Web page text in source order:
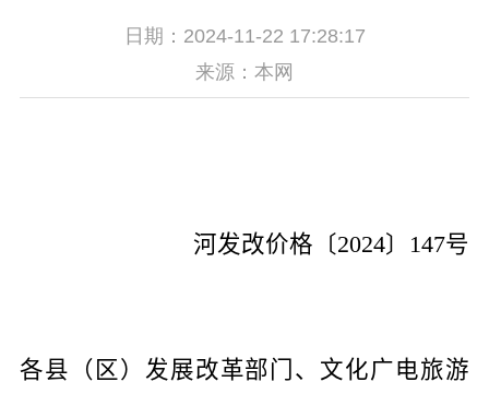
日期：2024-11-22 17:28:17
来源：本网
河发改价格 〔2024〕 147号
各县（ 区）发展改革部门、 文化广电旅游